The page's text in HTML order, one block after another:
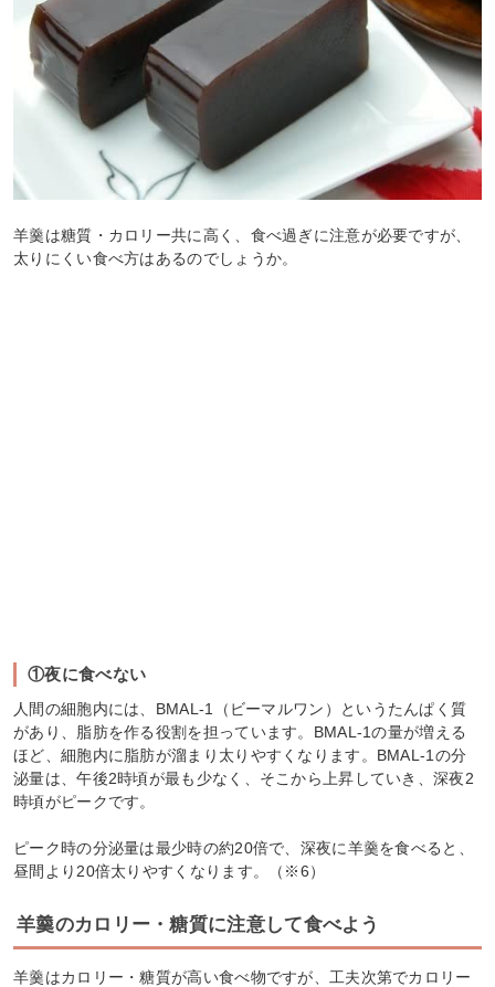
羊羹は糖質・カロリー共に高く、食べ過ぎに注意が必要ですが、
太りにくい食べ方はあるのでしょうか。
①夜に食べない
人間の細胞内には、BMAL-1（ビーマルワン）というたんぱく質
があり、脂肪を作る役割を担っています。BMAL-1の量が増える
ほど、細胞内に脂肪が溜まり太りやすくなります。BMAL-1の分
泌量は、午後2時頃が最も少なく、そこから上昇していき、深夜2
時頃がピークです。
ピーク時の分泌量は最少時の約20倍で、深夜に羊羹を食べると、
昼間より20倍太りやすくなります。（※6）
羊羹のカロリー・糖質に注意して食べよう
羊羹はカロリー・糖質が高い食べ物ですが、工夫次第でカロリー